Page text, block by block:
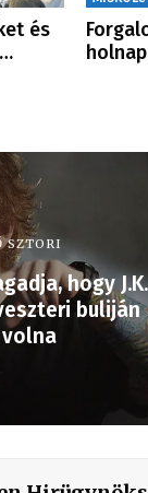
és
SZTORI
hogy J.K.
buliján